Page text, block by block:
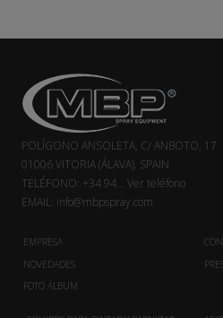
POLÍGONO ANSOLETA, C/ ANBOTO, 17
01006 VITORIA (ÁLAVA). SPAIN
TELÉFONO: +34 94... Ver teléfono
EMAIL: info@mbpspray.com
EMPRESA
NOVEDADES
FOTO ÁLBUM